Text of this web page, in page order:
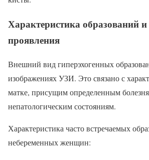
Характеристика образований и
проявления
Внешний вид гиперэхогенных
изображениях УЗИ. Это связано с
матке, присущим определенным
непатологическим состояниям.
Характеристика часто встречаемых
небеременных женщин: